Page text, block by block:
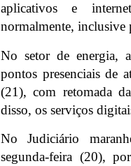
aplicativos e
normalmente, inclusive
No setor de energia,
pontos presenciais de
(21), com retomada
disso, os serviços
No Judiciário
segunda-feira (20),